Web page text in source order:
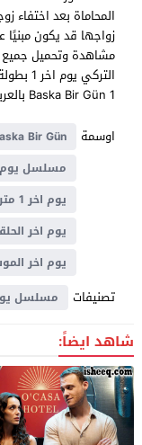
المحاماة بعد
مشاهدة وتحميل جميع
Baska Bir Gün 1 بالعربية تشاهدوه حصريا على موقع قصة عشق
اوسمة
Bir Gün
مسلسل يوم
يوم اخر 1 مترجم
يوم اخر الحلقة 1
يوم اخر
تصنيفات مسلسل
شاهد ايضاً: